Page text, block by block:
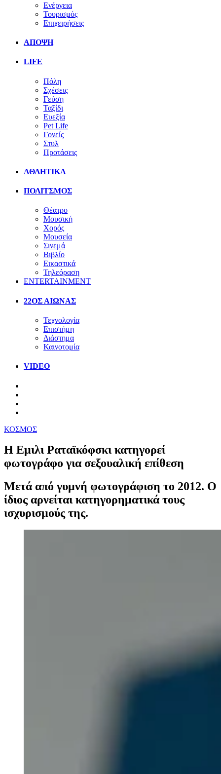
Ενέργεια
Τουρισμός
Επιχειρήσεις
ΑΠΟΨΗ
LIFE
Πόλη
Σχέσεις
Γεύση
Ταξίδι
Ευεξία
Pet Life
Γονείς
Στυλ
Προτάσεις
ΑΘΛΗΤΙΚΑ
ΠΟΛΙΤΣΜΟΣ
Θέατρο
Μουσική
Χορός
Μουσεία
Σινεμά
Βιβλίο
Εικαστικά
Τηλεόραση
ENTERTAINMENT
22ΟΣ ΑΙΩΝΑΣ
Τεχνολογία
Επιστήμη
Διάστημα
Καινοτομία
VIDEO
ΚΟΣΜΟΣ
Η Εμιλι Ραταϊκόφσκι κατηγορεί
φωτογράφο για σεξουαλική επίθεση
Μετά από γυμνή φωτογράφιση το 2012. Ο
ίδιος αρνείται κατηγορηματικά τους
ισχυρισμούς της.